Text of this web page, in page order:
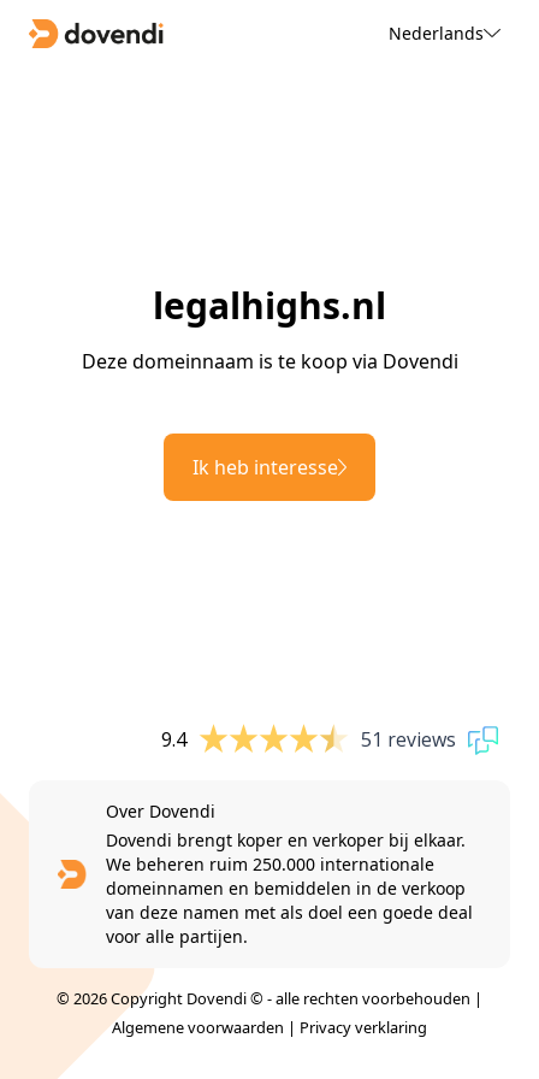
Nederlands
legalhighs.nl
Deze domeinnaam is te koop via Dovendi
Ik heb interesse
9.4 51 reviews
Over Dovendi
Dovendi brengt koper en verkoper bij elkaar.
We beheren ruim 250.000 internationale
domeinnamen en bemiddelen in de verkoop
van deze namen met als doel een goede deal
voor alle partijen.
© 2026 Copyright Dovendi © - alle rechten voorbehouden |
Algemene voorwaarden | Privacy verklaring